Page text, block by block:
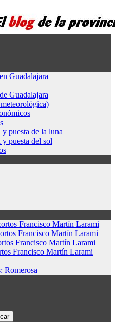
Guadalajara
Guadalajara
puesta de la luna
puesta del sol
Francisco Martín Larami
Francisco Martín Larami
Francisco Martín Larami
Francisco Martín Larami
Romerosa